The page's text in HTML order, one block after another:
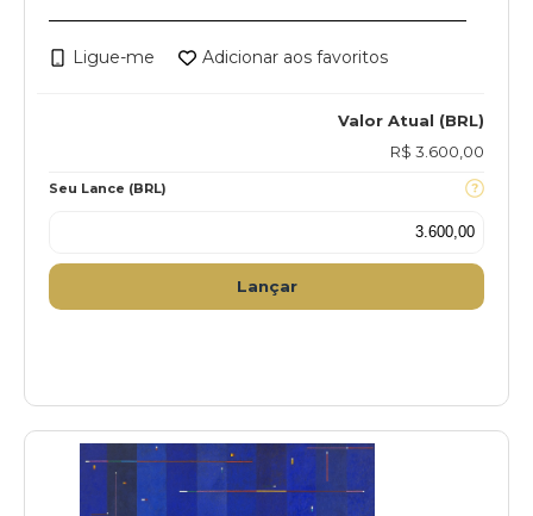
Valor Atual (BRL)
R$ 3.600,00
Seu Lance (BRL)
Lançar
Ligue-me Adicionar aos favoritos